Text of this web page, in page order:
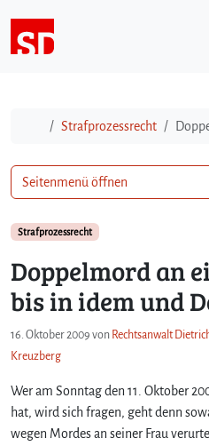
StartStrafprozessrecht
Strafprozessrecht
Doppelmord an
bis in idem und
16. Oktober 2009 von Rechtsanwalt
Kreuzberg
Wer am Sonntag den 11. Oktober
hat, wird sich fragen, geht denn
wegen Mordes an seiner Frau
Seitenmenü öffnen